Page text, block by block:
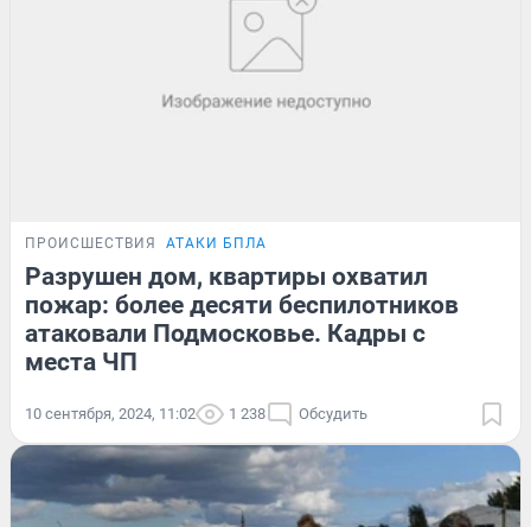
ПРОИСШЕСТВИЯ АТАКИ БПЛА
Разрушен дом, квартиры охватил
пожар: более десяти беспилотников
атаковали Подмосковье. Кадры с
места ЧП
10 сентября, 2024, 11:02 1 238 Обсудить